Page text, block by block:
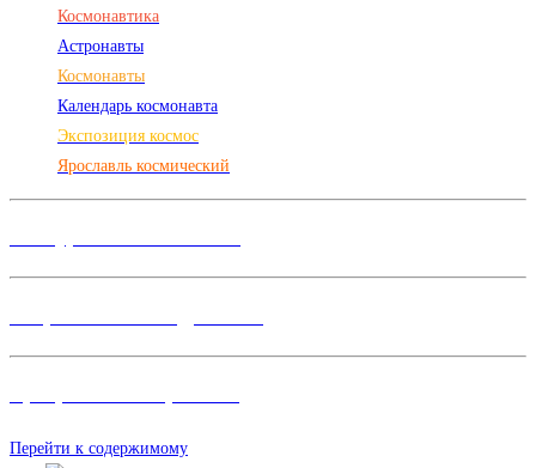
Космонавтика
Астронавты
Космонавты
Календарь космонавта
Экспозиция космос
Ярославль космический
Перейти к содержимому